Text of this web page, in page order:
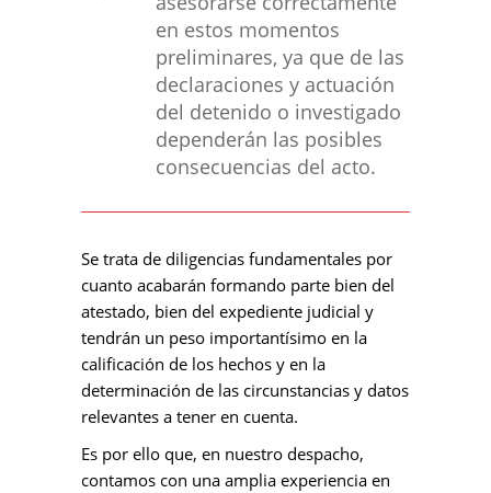
en estos momentos
preliminares, ya que de las
declaraciones y actuación
del detenido o investigado
dependerán las posibles
consecuencias del acto.
Se trata de diligencias fundamentales por
cuanto acabarán formando parte bien del
atestado, bien del expediente judicial y
tendrán un peso importantísimo en la
calificación de los hechos y en la
determinación de las circunstancias y datos
relevantes a tener en cuenta.
Es por ello que, en nuestro despacho,
contamos con una amplia experiencia en